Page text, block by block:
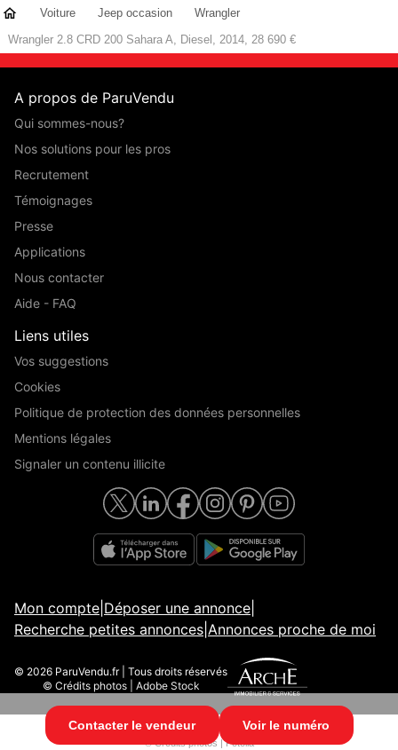
Contacter le vendeur Voir le numéro
Voiture Jeep occasion
Wrangler
Wrangler 2.8 CRD 200 Sahara A, Diesel, 2014, 28 690 €
A propos de ParuVendu
Qui sommes-nous?
Nos solutions pour les pros
Recrutement
Témoignages
Presse
Applications
Nous contacter
Aide - FAQ
Liens utiles
Vos suggestions
Cookies
Politique de protection des données personnelles
Mentions légales
Signaler un contenu illicite
Mon compte Déposer une annonce
Recherche petites annonces Annonces proche de moi
© 2026 ParuVendu.fr | Tous droits réservés
© Crédits photos | Adobe Stock
© 2026 ParuVendu.fr | Tous droits réservés
© Crédits photos | Fotolia